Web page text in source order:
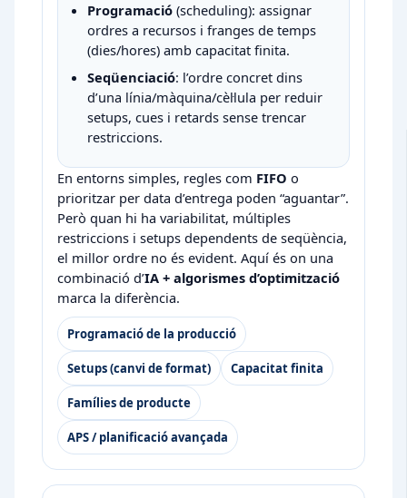
Programació (scheduling): assignar
ordres a recursos i franges de temps
(dies/hores) amb capacitat finita.
Seqüenciació: l’ordre concret dins
d’una línia/màquina/cèl·lula per reduir
setups, cues i retards sense trencar
restriccions.
En entorns simples, regles com FIFO o
prioritzar per data d’entrega poden “aguantar”.
Però quan hi ha variabilitat, múltiples
restriccions i setups dependents de seqüència,
el millor ordre no és evident. Aquí és on una
combinació d’IA + algorismes d’optimització
marca la diferència.
Programació de la producció
Setups (canvi de format) Capacitat finita
Famílies de producte
APS / planificació avançada